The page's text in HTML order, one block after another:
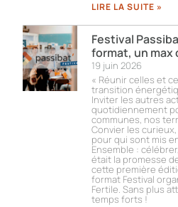
LIRE LA SUITE »
Festival
format, un max
19 juin 2026
« Réunir celles et
transition
Inviter les autres
quotidiennement
communes, nos
Convier les
pour qui sont mis
Ensemble :
était la promesse
cette première
format Festival
Fertile. Sans plus
temps forts !​